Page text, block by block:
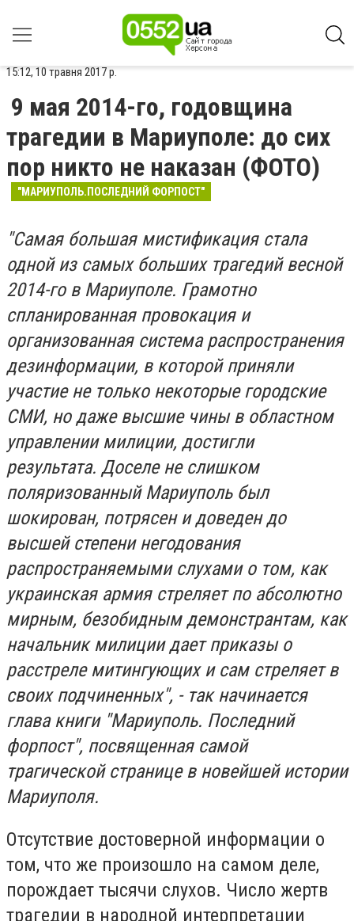
15:12, 10 травня 2017 р.
9 мая 2014-го, годовщина
трагедии в Мариуполе: до сих
пор никто не наказан (ФОТО)
"МАРИУПОЛЬ.ПОСЛЕДНИЙ ФОРПОСТ"
"Самая большая мистификация стала
одной из самых больших трагедий весной
2014-го в Мариуполе. Грамотно
спланированная провокация и
организованная система распространения
дезинформации, в которой приняли
участие не только некоторые городские
СМИ, но даже высшие чины в областном
управлении милиции, достигли
результата. Доселе не слишком
поляризованный Мариуполь был
шокирован, потрясен и доведен до
высшей степени негодования
распространяемыми слухами о том, как
украинская армия стреляет по абсолютно
мирным, безобидным демонстрантам, как
начальник милиции дает приказы о
расстреле митингующих и сам стреляет в
своих подчиненных", - так начинается
глава книги "Мариуполь. Последний
форпост", посвященная самой
трагической странице в новейшей истории
Мариуполя.
Отсутствие достоверной информации о
том, что же произошло на самом деле,
порождает тысячи слухов. Число жертв
трагедии в народной интерпретации